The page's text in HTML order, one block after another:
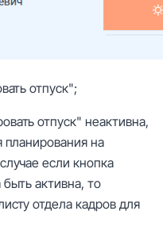
отпуск";
отпуск" неактивна,
на
если кнопка
активна, то
отдела кадров для